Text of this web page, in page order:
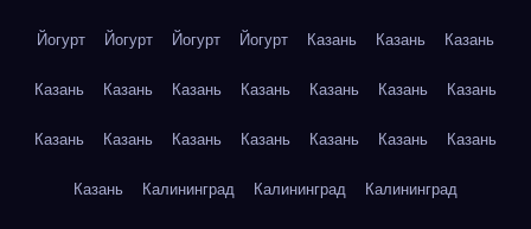
Йогурт Йогурт Йогурт Йогурт Казань Казань Казань
Казань Казань Казань Казань Казань Казань Казань
Казань Казань Казань Казань Казань Казань Казань
Казань Калининград Калининград Калининград